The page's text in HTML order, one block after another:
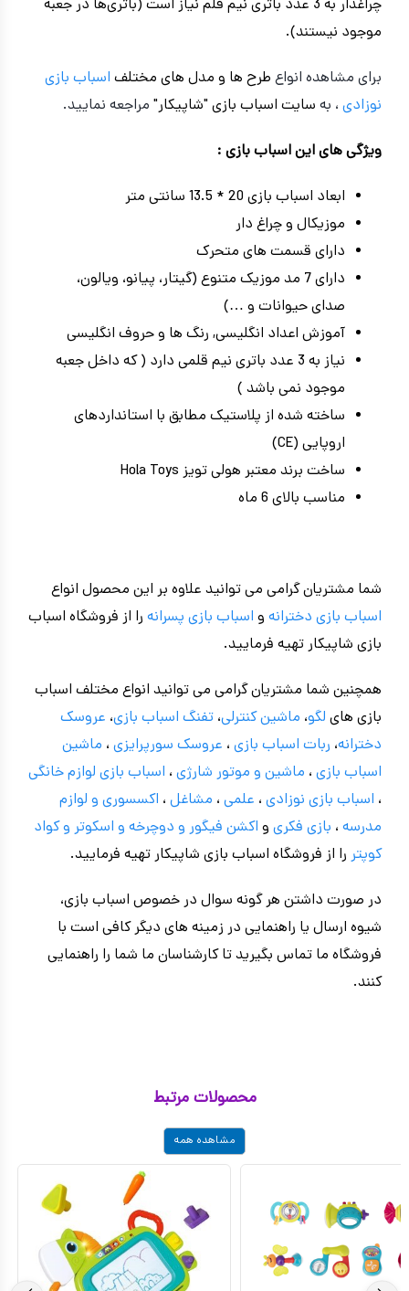
چراغدار به 3 عدد باتری نیم قلم نیاز است (باتری‌ها در جعبه
موجود نیستند).
برای مشاهده انواع طرح ها و مدل های مختلف اسباب بازی
نوزادی ، به سایت اسباب بازی "شاپیکار" مراجعه نمایید.
ویژگی های این اسباب بازی :
ابعاد اسباب بازی 20 * 13.5 سانتی متر
موزیکال و چراغ دار
دارای قسمت های متحرک
دارای 7 مد موزیک متنوع (گیتار، پیانو، ویالون،
صدای حیوانات و …)
آموزش اعداد انگلیسی, رنگ ها و حروف انگلیسی
نیاز به 3 عدد باتری نیم قلمی دارد ( که داخل جعبه
موجود نمی باشد )
ساخته شده از پلاستیک مطابق با استانداردهای
اروپایی (CE)
ساخت برند معتبر هولی تویز Hola Toys
مناسب بالای 6 ماه
شما مشتریان گرامی می توانید علاوه بر این محصول انواع
اسباب بازی دخترانه و اسباب بازی پسرانه را از فروشگاه اسباب
بازی شاپیکار تهیه فرمایید.
همچنین شما مشتریان گرامی می توانید انواع مختلف اسباب
بازی های لگو، ماشین کنترلی، تفنگ اسباب بازی، عروسک
دخترانه، ربات اسباب بازی ، عروسک سورپرایزی ، ماشین
اسباب بازی ، ماشین و موتور شارژی ، اسباب بازی لوازم خانگی
، اسباب بازی نوزادی ، علمی ، مشاغل ، اکسسوری و لوازم
مدرسه ، بازی فکری و اکشن فیگور و دوچرخه و اسکوتر و کواد
کوپتر را از فروشگاه اسباب بازی شاپیکار تهیه فرمایید.
در صورت داشتن هر گونه سوال در خصوص اسباب بازی،
شیوه ارسال یا راهنمایی در زمینه های دیگر کافی است با
فروشگاه ما تماس بگیرید تا کارشناسان ما شما را راهنمایی
کنند.
محصولات مرتبط
مشاهده همه